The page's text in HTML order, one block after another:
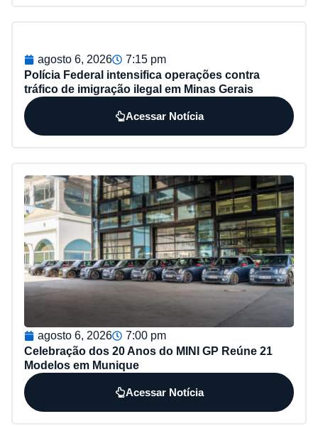
agosto 6, 2026
7:15 pm
Polícia Federal intensifica operações contra
tráfico de imigração ilegal em Minas Gerais
Acessar Notícia
agosto 6, 2026
7:00 pm
Celebração dos 20 Anos do MINI GP Reúne 21
Modelos em Munique
Acessar Notícia